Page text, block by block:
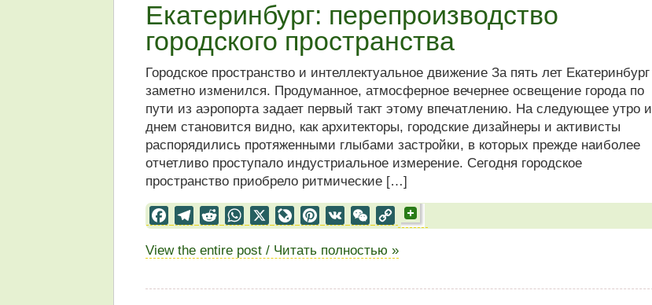
Екатеринбург: перепроизводство
городского пространства
Городское пространство и интеллектуальное движение За пять лет Екатеринбург
заметно изменился. Продуманное, атмосферное вечернее освещение города по
пути из аэропорта задает первый такт этому впечатлению. На следующее утро и
днем становится видно, как архитекторы, городские дизайнеры и активисты
распорядились протяженными глыбами застройки, в которых прежде наиболее
отчетливо проступало индустриальное измерение. Сегодня городское
пространство приобрело ритмические […]
FacebookTelegramRedditWhatsApp LiveJournal
Pinterest
VK WeChat
Copy
View the entire post / Читать полностью »